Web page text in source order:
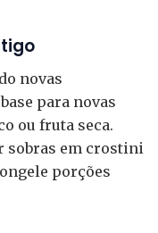
novas
para novas
ou fruta seca.
sobras em crostini
porções